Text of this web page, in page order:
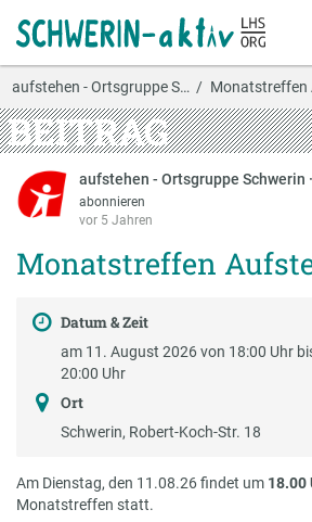
aufstehen - Ortsgruppe S… Monatstreffen
BEITRAG
aufstehen - Ortsgruppe Schwerin
abonnieren
vor 5 Jahren
Monatstreffen
Datum & Zeit
am 11. August 2026 von 18:00 Uhr
20:00 Uhr
Ort
Schwerin, Robert-Koch-Str. 18
Am Dienstag, den 11.08.26 findet um 18.00
Monatstreffen statt.